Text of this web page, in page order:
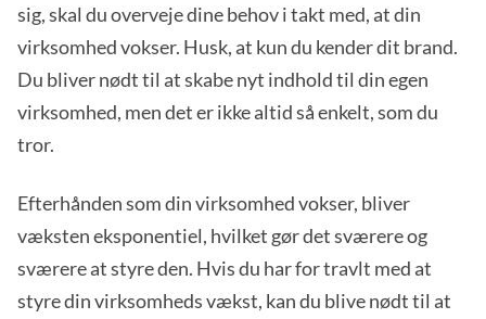
sig, skal du overveje dine behov i takt med, at din
virksomhed vokser. Husk, at kun du kender dit brand.
Du bliver nødt til at skabe nyt indhold til din egen
virksomhed, men det er ikke altid så enkelt, som du
tror.
Efterhånden som din virksomhed vokser, bliver
væksten eksponentiel, hvilket gør det sværere og
sværere at styre den. Hvis du har for travlt med at
styre din virksomheds vækst, kan du blive nødt til at